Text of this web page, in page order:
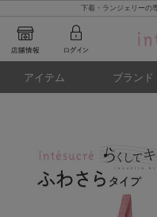
下着・ランジェリー
アイテム ブランド